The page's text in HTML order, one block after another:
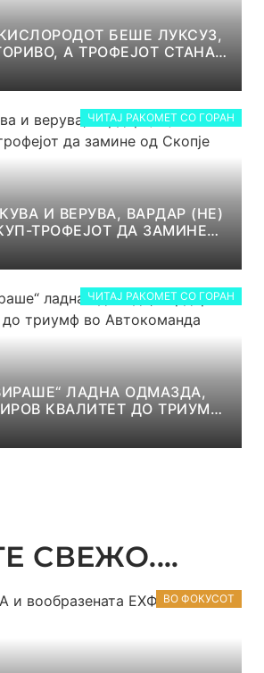
БЕШЕ ЛУКСУЗ,
А ТРОФЕЈОТ СТАНА
ЧИТАЈ РАКОМЕТ СО ГОРАН
И ВЕРУВА, ВАРДАР (НЕ)
ТРОФЕЈОТ ДА ЗАМИНЕ
ЧИТАЈ РАКОМЕТ СО ГОРАН
ЛАДНА ОДМАЗДА,
КВАЛИТЕТ ДО ТРИУМФ
СВЕЖО....
ВО ФОКУСОТ